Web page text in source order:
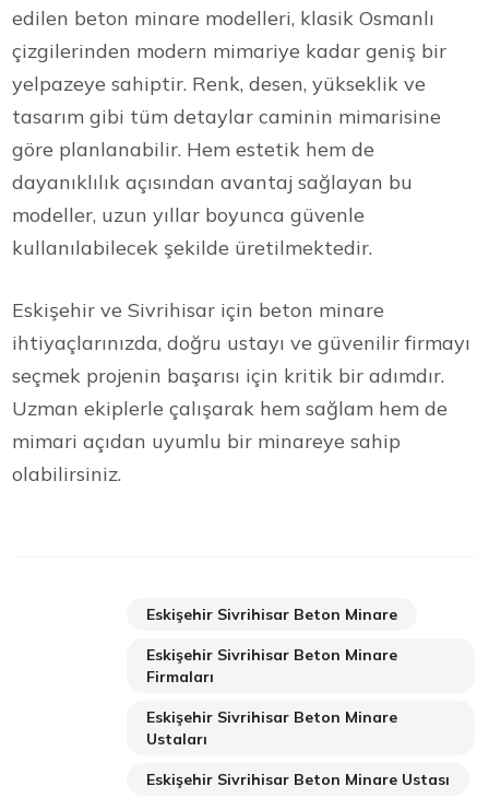
edilen beton minare modelleri, klasik Osmanlı
çizgilerinden modern mimariye kadar geniş bir
yelpazeye sahiptir. Renk, desen, yükseklik ve
tasarım gibi tüm detaylar caminin mimarisine
göre planlanabilir. Hem estetik hem de
dayanıklılık açısından avantaj sağlayan bu
modeller, uzun yıllar boyunca güvenle
kullanılabilecek şekilde üretilmektedir.
Eskişehir ve Sivrihisar için beton minare
ihtiyaçlarınızda, doğru ustayı ve güvenilir firmayı
seçmek projenin başarısı için kritik bir adımdır.
Uzman ekiplerle çalışarak hem sağlam hem de
mimari açıdan uyumlu bir minareye sahip
olabilirsiniz.
Eskişehir Sivrihisar Beton Minare
Eskişehir Sivrihisar Beton Minare
Firmaları
Eskişehir Sivrihisar Beton Minare
Ustaları
Eskişehir Sivrihisar Beton Minare Ustası